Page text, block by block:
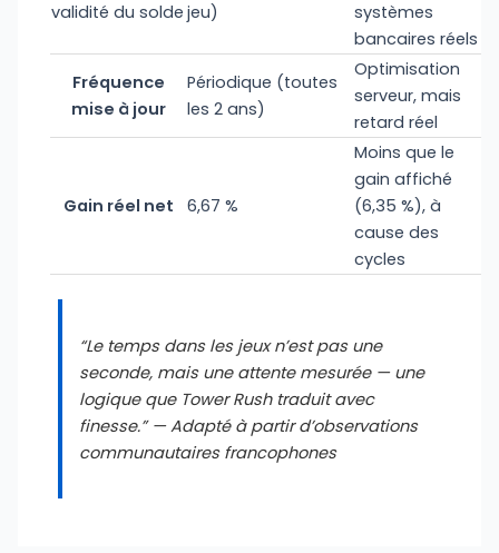
validité du solde jeu)
systèmes
bancaires réels
Fréquence
mise à jour
Périodique (toutes
les 2 ans)
Optimisation
serveur, mais
retard réel
Gain réel net 6,67 %
Moins que le
gain affiché
(6,35 %), à
cause des
cycles
“Le temps dans les jeux n’est pas une
seconde, mais une attente mesurée — une
logique que Tower Rush traduit avec
finesse.” — Adapté à partir d’observations
communautaires francophones